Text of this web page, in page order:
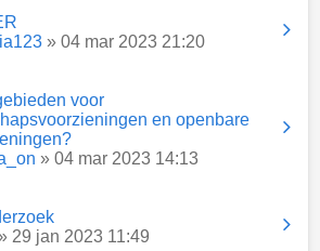
» 04 mar 2023 21:20
voor
en openbare
» 04 mar 2023 14:13
» 29 jan 2023 11:49